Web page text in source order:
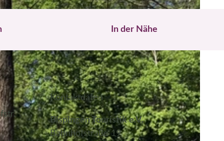
In der Nähe
Kontaktdaten
Bispingen Touristik e.V.
Bahnhofstraße 19